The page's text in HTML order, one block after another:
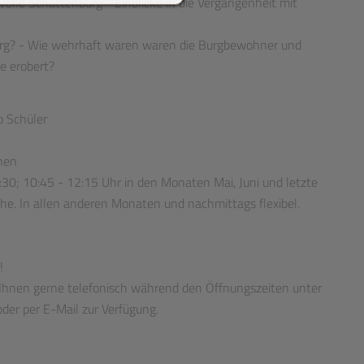
- Wie wehrhaft waren waren die Burgbewohner und
erobert?
Schüler
10:45 - 12:15 Uhr in den Monaten Mai, Juni und letzte
In allen anderen Monaten und nachmittags flexibel.
gerne telefonisch während den Öffnungszeiten unter
per E-Mail zur Verfügung.